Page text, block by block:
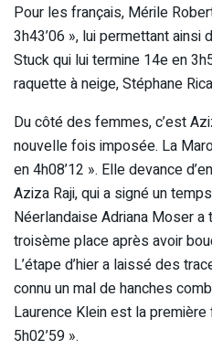
Pour les français, Mérile
3h43’06 », lui permettant ainsi
Stuck qui lui termine 14e en
raquette à neige, Stéphane
Du côté des femmes, c’est
nouvelle fois imposée. La
en 4h08’12 ». Elle devance
Aziza Raji, qui a signé un
Néerlandaise Adriana Moser a
troisème place après avoir
L’étape d’hier a laissé des
connu un mal de hanches
Laurence Klein est la
5h02’59 ».